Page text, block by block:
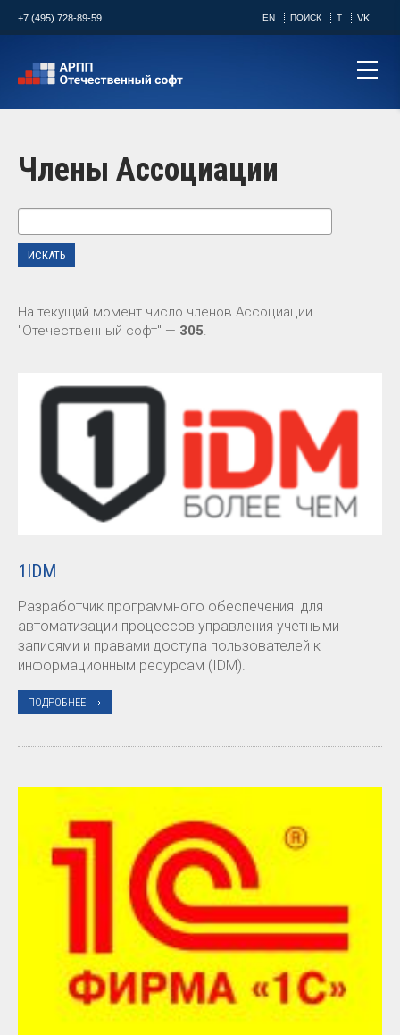
+7 (495) 728-89-59 EN ПОИСК T VK
Члены Ассоциации
На текущий момент число членов Ассоциации
"Отечественный софт" — 305.
1IDM
Разработчик программного обеспечения для
автоматизации процессов управления учетными
записями и правами доступа пользователей к
информационным ресурсам (IDM).
ПОДРОБНЕЕ